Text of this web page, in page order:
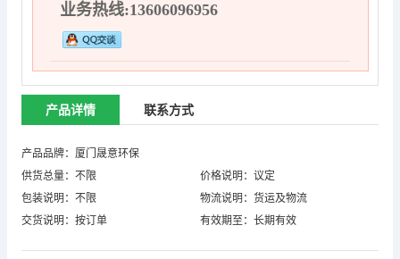
业务热线:13606096956
产品详情 联系方式
产品品牌：厦门晟意环保
供货总量：不限
价格说明：议定
包装说明：不限
物流说明：货运及物流
交货说明：按订单
有效期至：长期有效